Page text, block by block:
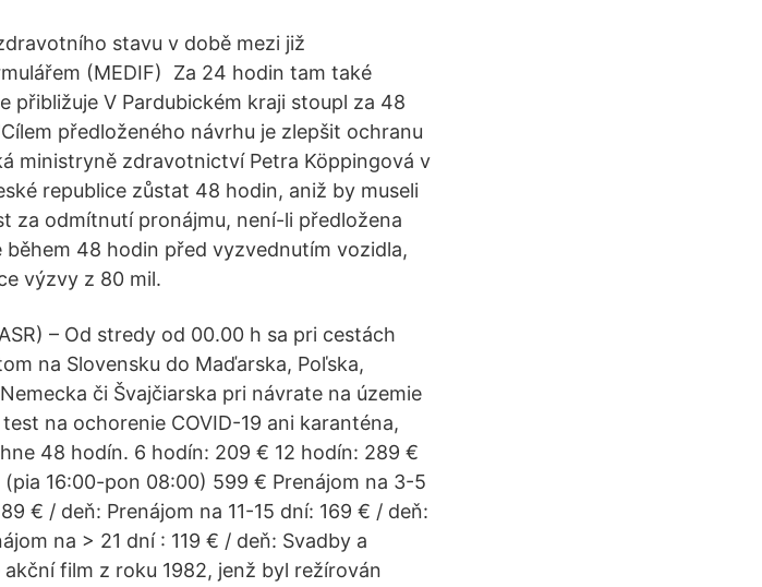
stavu v době mezi již
(MEDIF) Za 24 hodin tam také
přibližuje V Pardubickém kraji stoupl za 48
předloženého návrhu je zlepšit ochranu
ministryně zdravotnictví Petra Köppingová v
republice zůstat 48 hodin, aniž by museli
za odmítnutí pronájmu, není-li předložena
48 hodin před vyzvednutím vozidla,
výzvy z 80 mil.
– Od stredy od 00.00 h sa pri cestách
na Slovensku do Maďarska, Poľska,
či Švajčiarska pri návrate na územie
na ochorenie COVID-19 ani karanténa,
48 hodín. 6 hodín: 209 € 12 hodín: 289 €
16:00-pon 08:00) 599 € Prenájom na 3-5
€ / deň: Prenájom na 11-15 dní: 169 € / deň:
na > 21 dní : 119 € / deň: Svadby a
film z roku 1982, jenž byl režírován